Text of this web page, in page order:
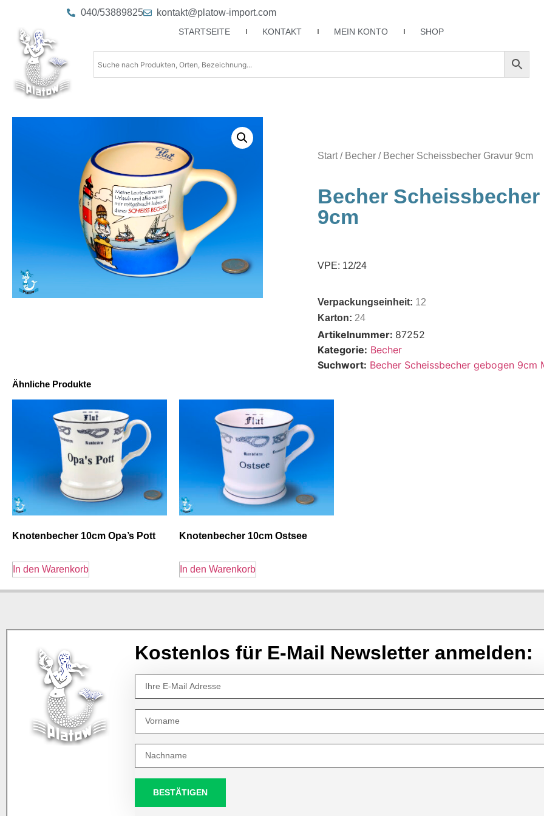
040/53889825 kontakt@platow-import.com
STARTSEITE KONTAKT MEIN KONTO SHOP
Start/ Becher / Becher Scheissbecher Gravur 9cm
Becher
9cm
VPE: 12/24
Verpackungseinheit: 12
Karton: 24
Artikelnummer: 87252
Kategorie: Becher
Suchwort: Becher Scheissbecher gebogen 9cm
Ähnliche Produkte
Knotenbecher 10cm Opa’s Pott
In den Warenkorb
Knotenbecher 10cm Ostsee
In den Warenkorb
Kostenlos für E-Mail Newsletter anmelden:
BESTÄTIGEN